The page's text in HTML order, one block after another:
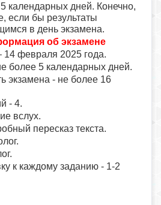
календарных дней. Конечно,
если бы результаты
в день экзамена.
об экзамене
14 февраля 2025 года.
более 5 календарных дней.
экзамена - не более 16
- 4.
вслух.
пересказ текста.
к каждому заданию - 1-2